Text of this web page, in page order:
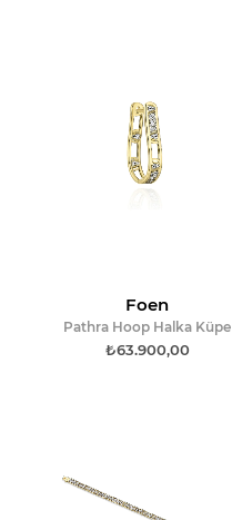
Foen
Pathra Hoop Halka Küpe
₺63.900,00